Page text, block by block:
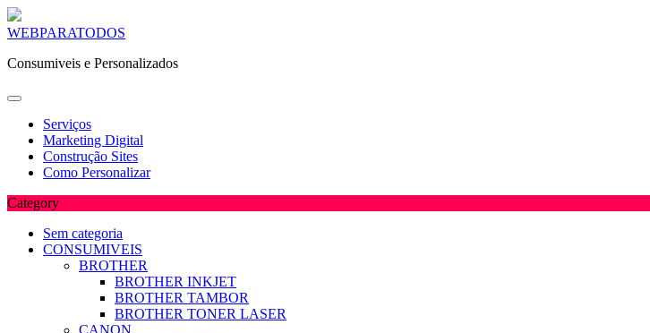
Skip
content
WEBPARATODOS
Consumiveis e Personalizados
Serviços
Marketing Digital
Construção Sites
Como Personalizar
Category
Sem categoria
CONSUMIVEIS
BROTHER
BROTHER INKJET
BROTHER TAMBOR
BROTHER TONER LASER
CANON